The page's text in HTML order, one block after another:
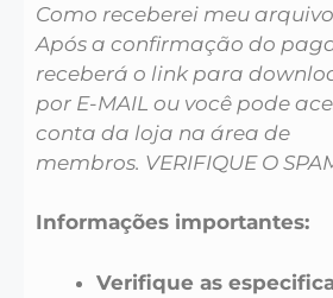
Como receberei meu
Após a confirmação do
receberá o link para
por E-MAIL ou você pode
conta da loja na área de
membros. VERIFIQUE O
Informações importantes:
Verifique as